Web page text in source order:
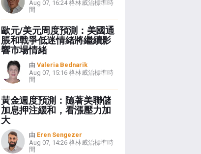
Aug 07, 16:24 格林威治標準時
間
歐元/美元周度預測：美國通
脹和戰爭低迷情緒將繼續影
響市場情緒
由 Valeria Bednarik
Aug 07, 15:16 格林威治標準時
間
黃金週度預測：隨著美聯儲
加息押注緩和，看漲壓力加
大
由 Eren Sengezer
Aug 07, 14:26 格林威治標準時
間